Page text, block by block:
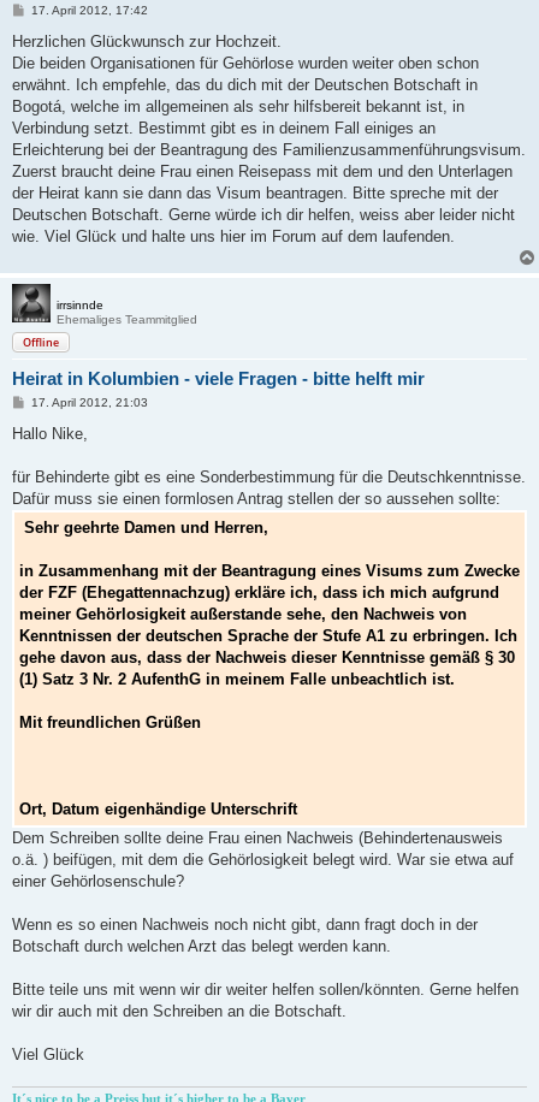
B
i
r
a
17. April 2012, 17:42
Herzlichen Glückwunsch zur Hochzeit.
Die beiden Organisationen für Gehörlose wurden weiter oben schon
erwähnt. Ich empfehle, das du dich mit der Deutschen Botschaft in
Bogotá, welche im allgemeinen als sehr hilfsbereit bekannt ist, in
Verbindung setzt. Bestimmt gibt es in deinem Fall einiges an
Erleichterung bei der Beantragung des Familienzusammenführungsvisum.
Zuerst braucht deine Frau einen Reisepass mit dem und den Unterlagen
der Heirat kann sie dann das Visum beantragen. Bitte spreche mit der
Deutschen Botschaft. Gerne würde ich dir helfen, weiss aber leider nicht
wie. Viel Glück und halte uns hier im Forum auf dem laufenden.
irrsinnde
Ehemaliges Teammitglied
Offline
Heirat in Kolumbien - viele Fragen - bitte helft mir
B
i
a
17. April 2012, 21:03
Hallo Nike,
für Behinderte gibt es eine Sonderbestimmung für die Deutschkenntnisse.
Dafür muss sie einen formlosen Antrag stellen der so aussehen sollte:
Sehr geehrte Damen und Herren,
in Zusammenhang mit der Beantragung eines Visums zum Zwecke
der FZF (Ehegattennachzug) erkläre ich, dass ich mich aufgrund
meiner Gehörlosigkeit außerstande sehe, den Nachweis von
Kenntnissen der deutschen Sprache der Stufe A1 zu erbringen. Ich
gehe davon aus, dass der Nachweis dieser Kenntnisse gemäß § 30
(1) Satz 3 Nr. 2 AufenthG in meinem Falle unbeachtlich ist.
Mit freundlichen Grüßen
Ort, Datum eigenhändige Unterschrift
Dem Schreiben sollte deine Frau einen Nachweis (Behindertenausweis
o.ä. ) beifügen, mit dem die Gehörlosigkeit belegt wird. War sie etwa auf
einer Gehörlosenschule?
Wenn es so einen Nachweis noch nicht gibt, dann fragt doch in der
Botschaft durch welchen Arzt das belegt werden kann.
Bitte teile uns mit wenn wir dir weiter helfen sollen/könnten. Gerne helfen
wir dir auch mit den Schreiben an die Botschaft.
Viel Glück
It´s nice to be a Preiss but it´s higher to be a Bayer